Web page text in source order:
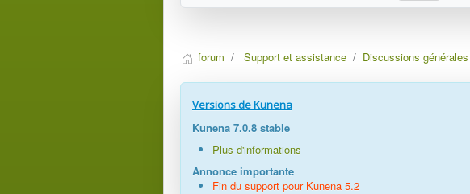
forum Support et assistance Discussions générales
Versions de Kunena
Kunena 7.0.8 stable
Plus d'informations
Annonce importante
Fin du support pour Kunena 5.2